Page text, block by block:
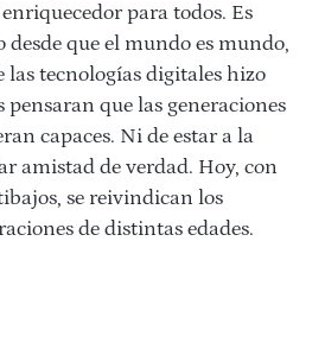
para todos. Es
desde que el mundo es mundo,
tecnologías digitales hizo
pensaran que las generaciones
capaces. Ni de estar a la
amistad de verdad. Hoy, con
se reivindican los
de distintas edades.